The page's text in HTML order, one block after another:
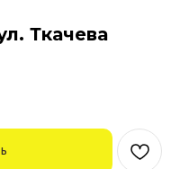
Ткачева